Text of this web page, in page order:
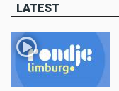
LATEST